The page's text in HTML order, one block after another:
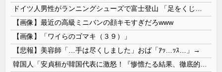
【画像】最近の高級ミニバンの顔キモすぎだろwww
【画像】「ワイらのゴマキ（３９）」
【悲報】美容師「…手は尽くしました」おば「ｱｯ…ｯｽ…」→